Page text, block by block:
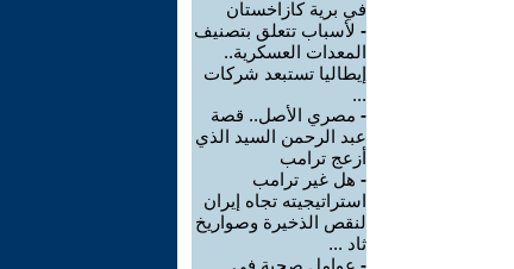
في برية كازاخستان
- لأسباب تتعلق بتصنيف
المعدات العسكرية..
إيطاليا تستبعد شركات
...
- مصري الأصل.. قصة
عبد الرحمن السيد الذي
أزعج ترامب
- هل غير ترامب
استراتيجيته تجاه إيران
لنقص الذخيرة وصواريخ
ثاد ...
- عوامل صحية في